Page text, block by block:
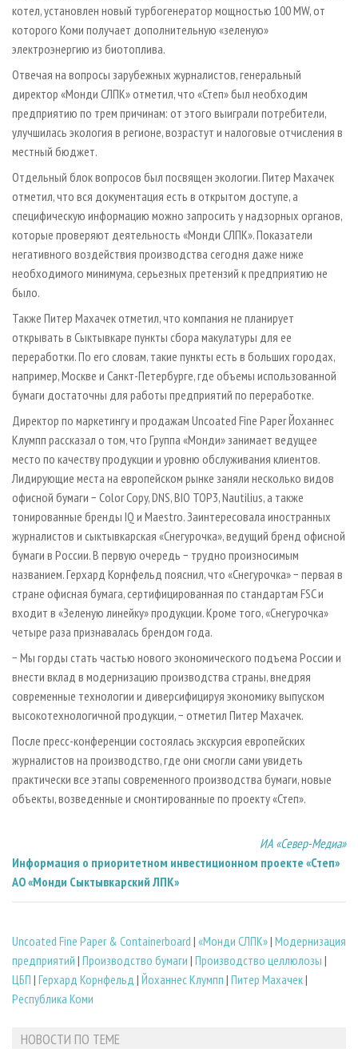
котел, установлен новый турбогенератор мощностью 100 MW, от
которого Коми получает дополнительную «зеленую»
электроэнергию из биотоплива.
Отвечая на вопросы зарубежных журналистов, генеральный
директор «Монди СЛПК» отметил, что «Степ» был необходим
предприятию по трем причинам: от этого выиграли потребители,
улучшилась экология в регионе, возрастут и налоговые отчисления в
местный бюджет.
Отдельный блок вопросов был посвящен экологии. Питер Махачек
отметил, что вся документация есть в открытом доступе, а
специфическую информацию можно запросить у надзорных органов,
которые проверяют деятельность «Монди СЛПК». Показатели
негативного воздействия производства сегодня даже ниже
необходимого минимума, серьезных претензий к предприятию не
было.
Также Питер Махачек отметил, что компания не планирует
открывать в Сыктывкаре пункты сбора макулатуры для ее
переработки. По его словам, такие пункты есть в больших городах,
например, Москве и Санкт-Петербурге, где объемы использованной
бумаги достаточны для работы предприятий по переработке.
Директор по маркетингу и продажам Uncoated Fine Paper Йоханнес
Клумпп рассказал о том, что Группа «Монди» занимает ведущее
место по качеству продукции и уровню обслуживания клиентов.
Лидирующие места на европейском рынке заняли несколько видов
офисной бумаги − Color Copy, DNS, BIO TOP3, Nautilius, а также
тонированные бренды IQ и Maestro. Заинтересовала иностранных
журналистов и сыктывкарская «Снегурочка», ведущий бренд офисной
бумаги в России. В первую очередь − трудно произносимым
названием. Герхард Корнфельд пояснил, что «Снегурочка» − первая в
стране офисная бумага, сертифицированная по стандартам FSC и
входит в «Зеленую линейку» продукции. Кроме того, «Снегурочка»
четыре раза признавалась брендом года.
− Мы горды стать частью нового экономического подъема России и
внести вклад в модернизацию производства страны, внедряя
современные технологии и диверсифицируя экономику выпуском
высокотехнологичной продукции, − отметил Питер Махачек.
После пресс-конференции состоялась экскурсия европейских
журналистов на производство, где они смогли сами увидеть
практически все этапы современного производства бумаги, новые
объекты, возведенные и смонтированные по проекту «Степ».
ИА «Север-Медиа»
Информация о приоритетном инвестиционном проекте «Степ»
АО «Монди Сыктывкарский ЛПК»
Uncoated Fine Paper & Containerboard | «Монди СЛПК»| Модернизация
предприятий | Производство бумаги | Производство целлюлозы |
ЦБП | Герхард Корнфельд | Йоханнес Клумпп | Питер Махачек|
Республика Коми
НОВОСТИ ПО ТЕМЕ